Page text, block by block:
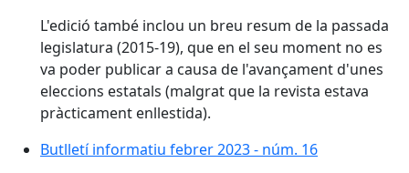
L'edició també inclou un breu resum de la passada
legislatura (2015-19), que en el seu moment no es
va poder publicar a causa de l'avançament d'unes
eleccions estatals (malgrat que la revista estava
pràcticament enllestida).
Butlletí informatiu febrer 2023 - núm. 16
Butlletí informatiu febrer 2023 - núm. 16